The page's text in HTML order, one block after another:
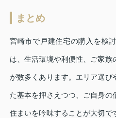
まとめ
宮崎市で戸建住宅の購入を検
は、生活環境や利便性、ご家族
が数多くあります。エリア選び
た基本を押さえつつ、ご自身の
住まいを吟味することが大切で